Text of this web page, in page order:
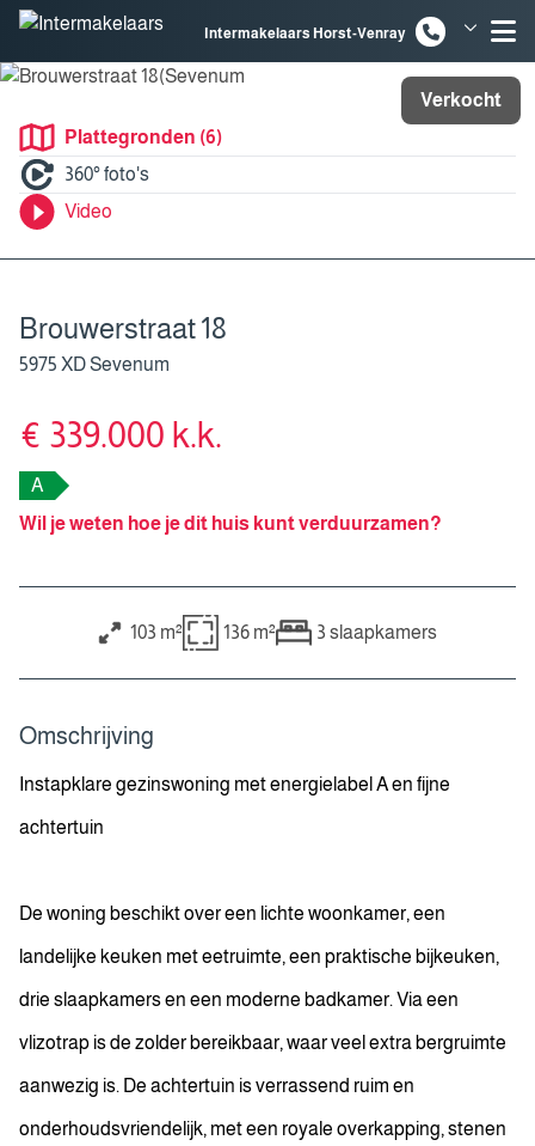
Spring naar inhoud
Intermakelaars Horst-Venray
Intermakelaars Venlo
Verkocht
Plattegronden (6)
360° foto's
Video
Brouwerstraat 18
5975 XD Sevenum
€ 339.000 k.k.
A
Wil je weten hoe je dit huis kunt verduurzamen?
103 m² 136 m² 3 slaapkamers
Omschrijving
Instapklare gezinswoning met energielabel A en fijne
achtertuin
De woning beschikt over een lichte woonkamer, een
landelijke keuken met eetruimte, een praktische bijkeuken,
drie slaapkamers en een moderne badkamer. Via een
vlizotrap is de zolder bereikbaar, waar veel extra bergruimte
aanwezig is. De achtertuin is verrassend ruim en
onderhoudsvriendelijk, met een royale overkapping, stenen